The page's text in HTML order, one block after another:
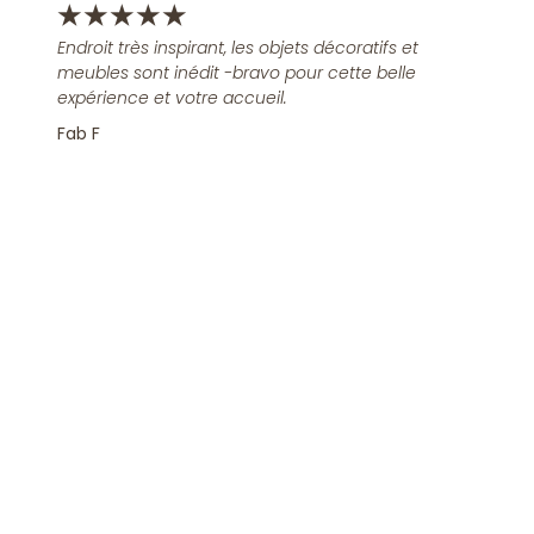
★★★★★
Endroit très inspirant, les objets décoratifs et
meubles sont inédit -bravo pour cette belle
expérience et votre accueil.
Fab F